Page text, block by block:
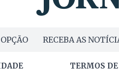
RECEBA AS
TERMOS